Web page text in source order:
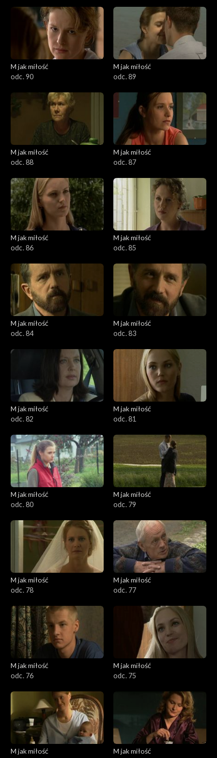
101–200
M jak miłość
odc. 90
M jak miłość
odc. 89
M jak miłość
odc. 88
M jak miłość
odc. 87
M jak miłość
odc. 86
M jak miłość
odc. 85
M jak miłość
odc. 84
M jak miłość
odc. 83
M jak miłość
odc. 82
M jak miłość
odc. 81
M jak miłość
odc. 80
M jak miłość
odc. 79
M jak miłość
odc. 78
M jak miłość
odc. 77
M jak miłość
odc. 76
M jak miłość
odc. 75
M jak miłość
M jak miłość